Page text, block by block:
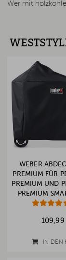
Wer mit
WEBER
PREMIUM FÜR
PREMIUM UND
PREMIUM
109,99
IN DEN